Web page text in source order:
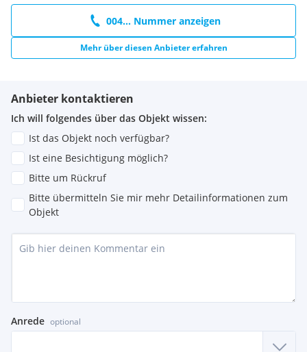
004... Nummer anzeigen
Mehr über diesen Anbieter erfahren
Anbieter kontaktieren
Ich will folgendes über das Objekt wissen:
Ist das Objekt noch verfügbar?
Ist eine Besichtigung möglich?
Bitte um Rückruf
Bitte übermitteln Sie mir mehr Detailinformationen zum
Objekt
Anrede optional